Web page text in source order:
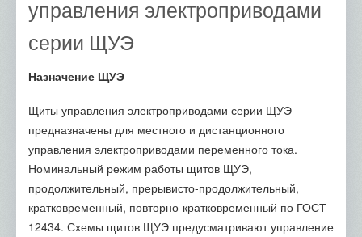
управления электроприводами
серии ЩУЭ
Назначение ЩУЭ
Щиты управления электроприводами серии ЩУЭ
предназначены для местного и дистанционного
управления электроприводами переменного тока.
Номинальный режим работы щитов ЩУЭ,
продолжительный, прерывисто-продолжительный,
кратковременный, повторно-кратковременный по ГОСТ
12434. Схемы щитов ЩУЭ предусматривают управление